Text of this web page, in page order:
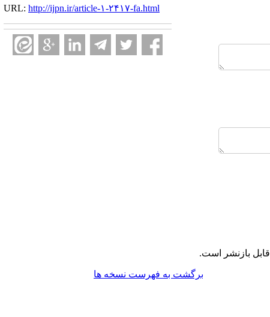
URL: http://ijpn.ir/article-۱-۲۴۱۷-fa.html
قابل بازنشر است.
برگشت به فهرست نسخه ها